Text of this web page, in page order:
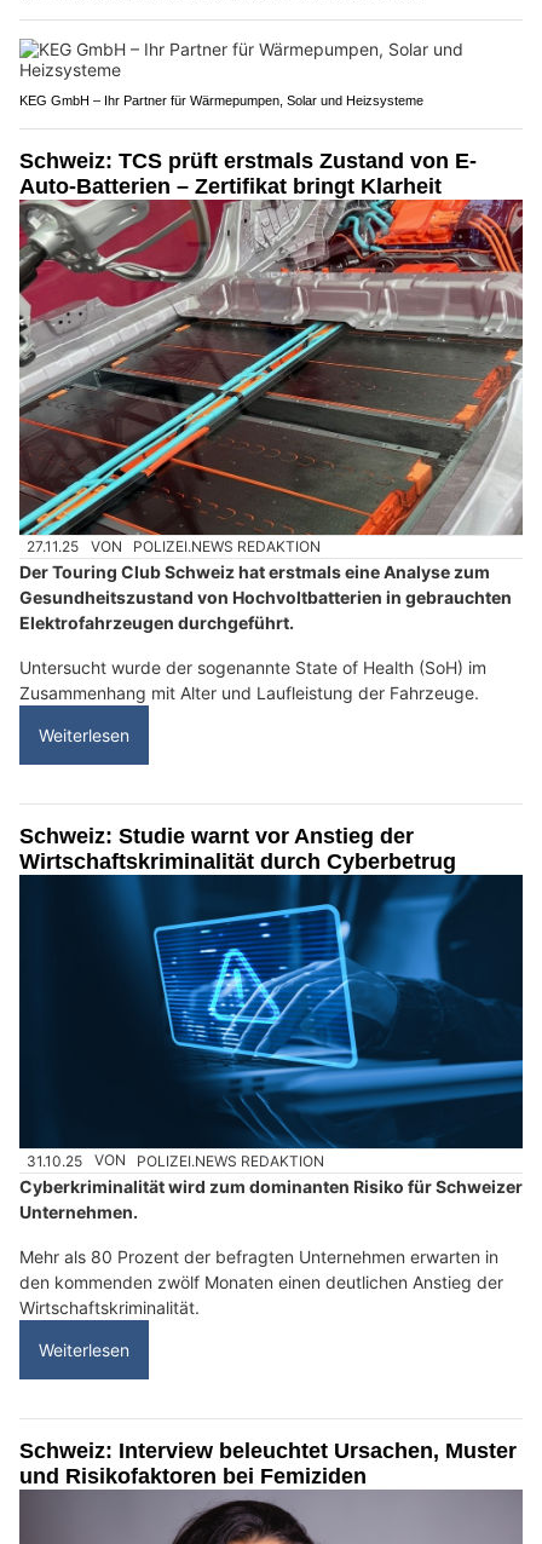
KEG GmbH – Ihr Partner für Wärmepumpen, Solar und Heizsysteme
Schweiz: TCS prüft erstmals Zustand von E-
Auto-Batterien – Zertifikat bringt Klarheit
27.11.25 VON POLIZEI.NEWS REDAKTION
Der Touring Club Schweiz hat erstmals eine Analyse zum
Gesundheitszustand von Hochvoltbatterien in gebrauchten
Elektrofahrzeugen durchgeführt.
Untersucht wurde der sogenannte State of Health (SoH) im
Zusammenhang mit Alter und Laufleistung der Fahrzeuge.
Weiterlesen
Schweiz: Studie warnt vor Anstieg der
Wirtschaftskriminalität durch Cyberbetrug
31.10.25 VON POLIZEI.NEWS REDAKTION
Cyberkriminalität wird zum dominanten Risiko für Schweizer
Unternehmen.
Mehr als 80 Prozent der befragten Unternehmen erwarten in
den kommenden zwölf Monaten einen deutlichen Anstieg der
Wirtschaftskriminalität.
Weiterlesen
Schweiz: Interview beleuchtet Ursachen, Muster
und Risikofaktoren bei Femiziden